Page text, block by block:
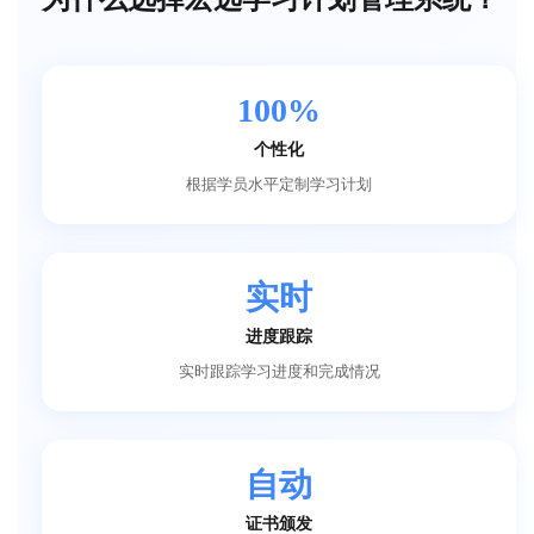
100%
个性化
根据学员水平定制学习计划
实时
进度跟踪
实时跟踪学习进度和完成情况
自动
证书颁发